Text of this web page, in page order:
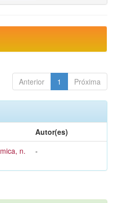
Anterior 1 Próxima
Autor(es)
n.
-